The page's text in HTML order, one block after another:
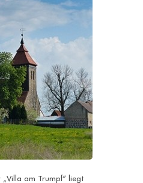
am Trumpf“ liegt